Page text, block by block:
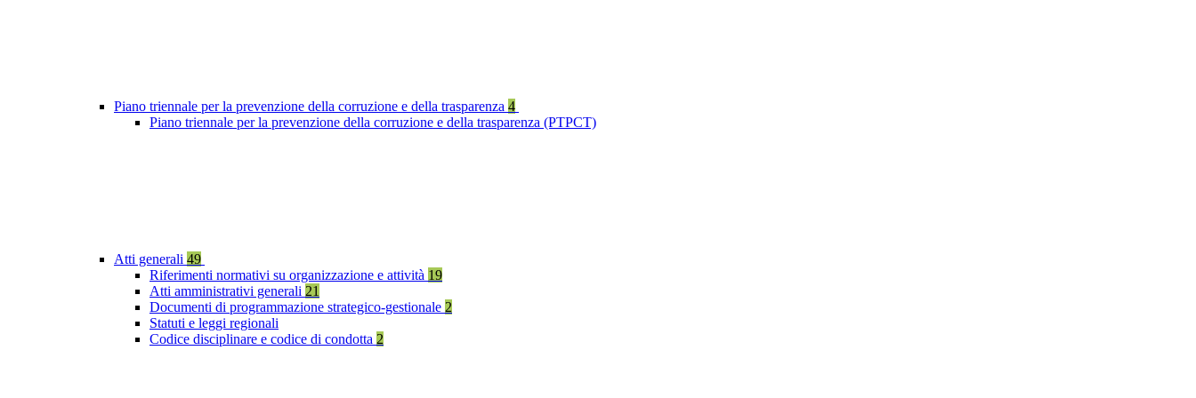
Piano triennale per la prevenzione della corruzione e della trasparenza 4
Piano triennale per la prevenzione della corruzione e della trasparenza (PTPCT)
Atti generali 49
Riferimenti normativi su organizzazione e attività 19
Atti amministrativi generali 21
Documenti di programmazione strategico-gestionale 2
Statuti e leggi regionali
Codice disciplinare e codice di condotta 2